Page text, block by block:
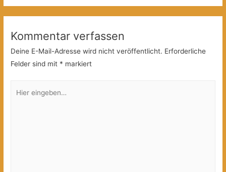
Kommentar verfassen
Deine E-Mail-Adresse wird nicht veröffentlicht. Erforderliche
Felder sind mit * markiert
eingeben…